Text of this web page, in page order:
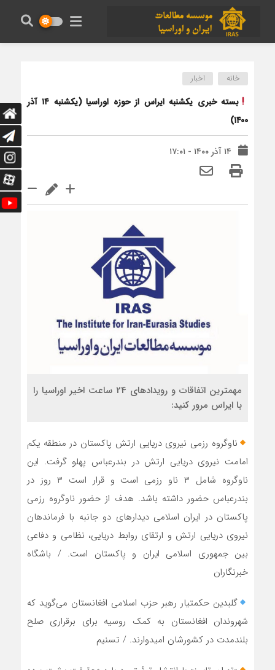
خانه اخبار
بسته خبری یکشنبه ایراس از حوزه اوراسیا (یکشنبه ۱۴ آذر
۱۴۰۰)
۱۴ آذر ۱۴۰۰ - ۱۷:۰۱
مهمترین اتفاقات و رویدادهای 24 ساعت اخیر اوراسیا را
با ایراس مرور کنید:
ناوگروه رزمی نیروی دریایی ارتش پاکستان در منطقه یکم
امامت نیروی دریایی ارتش در بندرعباس پهلو گرفت. این
ناوگروه شامل ۳ ناو رزمی است و قرار است ۳ روز در
بندرعباس حضور داشته باشد. هدف از حضور ناوگروه رزمی
پاکستان در ایران اسلامی دیدارهای دو جانبه با فرماندهان
نیروی دریایی ارتش و ارتقای روابط دریایی، نظامی و دفاعی
بین جمهوری اسلامی ایران و پاکستان است. / باشگاه
خبرنگاران
گلبدین حکمتیار رهبر حزب اسلامی افغانستان می‌گوید که
شهروندان افغانستان به کمک روسیه برای برقراری صلح
بلندمدت در کشورشان امیدوارند. / تسنیم